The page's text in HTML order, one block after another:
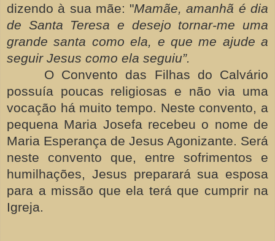
dizendo à sua mãe: "Mamãe, amanhã é dia
de Santa Teresa e desejo tornar-me uma
grande santa como ela, e que me ajude a
seguir Jesus como ela seguiu”.
O Convento das Filhas do Calvário
possuía poucas religiosas e não via uma
vocação há muito tempo. Neste convento, a
pequena Maria Josefa recebeu o nome de
Maria Esperança de Jesus Agonizante. Será
neste convento que, entre sofrimentos e
humilhações, Jesus preparará sua esposa
para a missão que ela terá que cumprir na
Igreja.